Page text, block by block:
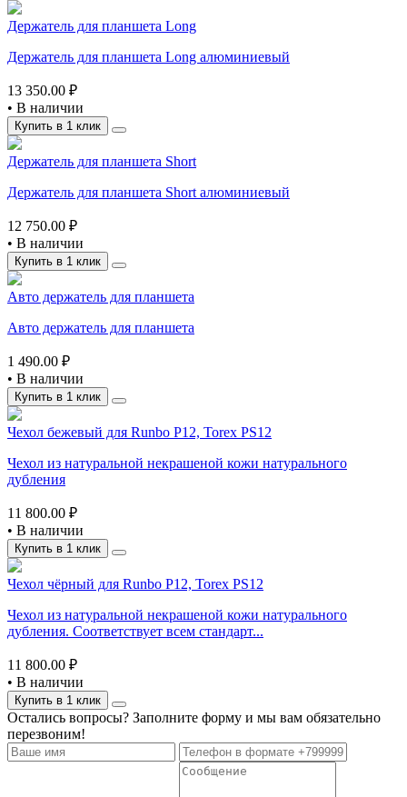
Держатель для планшета Long
Держатель для планшета Long алюминиевый
13 350.00 ₽
• В наличии
Купить в 1 клик
Держатель для планшета Short
Держатель для планшета Short алюминиевый
12 750.00 ₽
• В наличии
Купить в 1 клик
Авто держатель для планшета
Авто держатель для планшета
1 490.00 ₽
• В наличии
Купить в 1 клик
Чехол бежевый для Runbo P12, Torex PS12
Чехол из натуральной некрашеной кожи натурального
дубления
11 800.00 ₽
• В наличии
Купить в 1 клик
Чехол чёрный для Runbo P12, Torex PS12
Чехол из натуральной некрашеной кожи натурального
дубления. Соответствует всем стандарт...
11 800.00 ₽
• В наличии
Купить в 1 клик
Остались вопросы? Заполните форму и мы вам обязательно
перезвоним!